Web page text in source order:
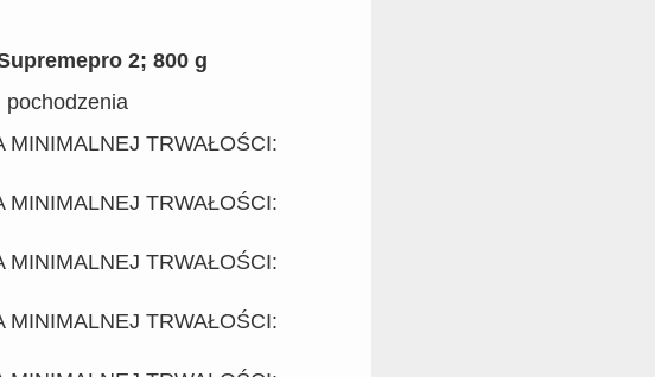
2; 800 g
pochodzenia
MINIMALNEJ TRWAŁOŚCI:
MINIMALNEJ TRWAŁOŚCI:
MINIMALNEJ TRWAŁOŚCI:
MINIMALNEJ TRWAŁOŚCI: